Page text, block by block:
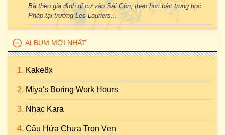
Bà theo gia đình di cư vào Sài Gòn, theo học bậc trung học
Pháp tại trường Les Lauriers...
ALBUM MỚI NHẤT
Kake8x
Miya's Boring Work Hours
Nhac Kara
Câu Hứa Chưa Trọn Vẹn